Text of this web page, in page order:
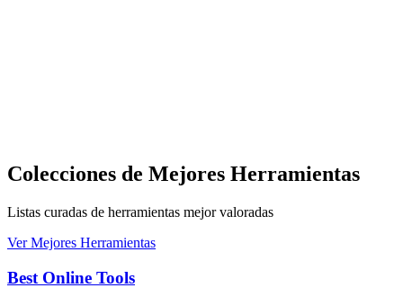
Colecciones de Mejores Herramientas
Listas curadas de herramientas mejor valoradas
Ver Mejores Herramientas
Best Online Tools